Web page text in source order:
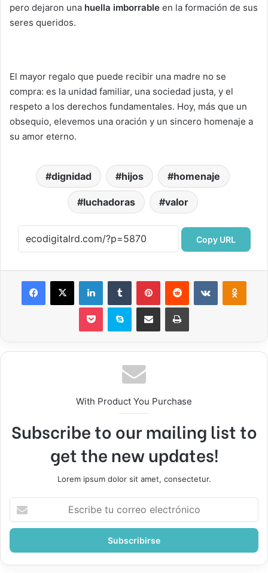
pero dejaron una huella imborrable en la formación de sus
seres queridos.
El mayor regalo que puede recibir una madre no se
compra: es la unidad familiar, una sociedad justa, y el
respeto a los derechos fundamentales. Hoy, más que un
obsequio, elevemos una oración y un sincero homenaje a
su amor eterno.
dignidad hijos homenaje
luchadoras valor
Copy URL
Facebook
X LinkedInTumblr PinterestReddit VKontakte
Pocket Skype Compartir por correo electrónicoImprimir
With Product You Purchase
Subscribe to our mailing list to
get the new updates!
Lorem ipsum dolor sit amet, consectetur.
Escribe
correo